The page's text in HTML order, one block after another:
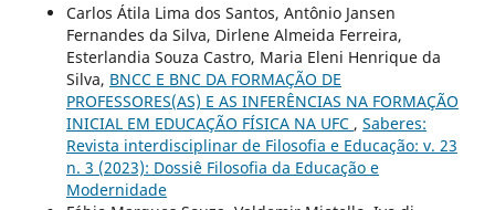
Carlos Átila Lima dos Santos, Antônio Jansen
Fernandes da Silva, Dirlene Almeida Ferreira,
Esterlandia Souza Castro, Maria Eleni Henrique da
Silva, BNCC E BNC DA FORMAÇÃO DE
PROFESSORES(AS) E AS INFERÊNCIAS NA FORMAÇÃO
INICIAL EM EDUCAÇÃO FÍSICA NA UFC , Saberes:
Revista interdisciplinar de Filosofia e Educação: v. 23
n. 3 (2023): Dossiê Filosofia da Educação e
Modernidade